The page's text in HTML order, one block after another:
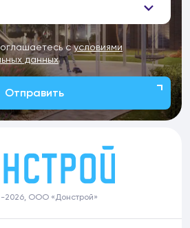
сусловиями
данных
Отправить
2026, ООО «Донстрой»